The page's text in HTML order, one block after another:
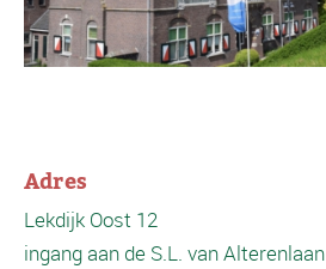
Adres
Lekdijk Oost 12
ingang aan de S.L. van Alterenlaan